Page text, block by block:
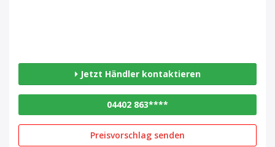
Jetzt Händler kontaktieren
04402 863****
Preisvorschlag senden